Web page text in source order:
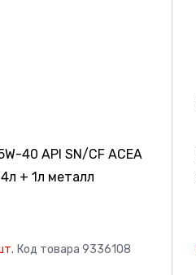
40 API SN/CF ACEA
+ 1л металл
Код товара 9336108